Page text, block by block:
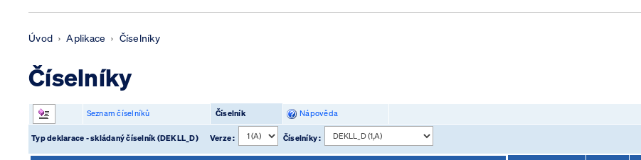
Úvod Aplikace Číselníky
Číselníky
Seznam číselníků Číselník Nápověda
Typ deklarace - skládaný číselník (DEKLL_D) Verze : Číselníky :